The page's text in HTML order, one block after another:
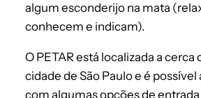
algum esconderijo na mata
conhecem e indicam).
O PETAR está localizada a cerca
cidade de São Paulo e é possível
com algumas opções de